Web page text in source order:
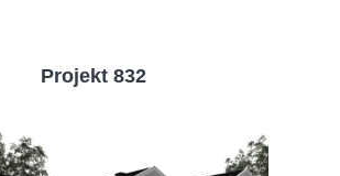
Projekt 832